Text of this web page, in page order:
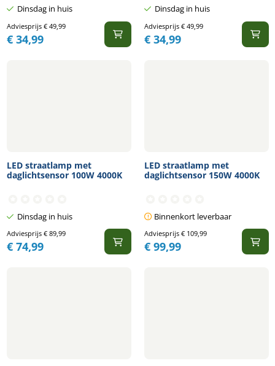
Dinsdag in huis
Adviesprijs €49,99
€34,99
Dinsdag in huis
Adviesprijs €49,99
€34,99
LED straatlamp met
daglichtsensor 100W 4000K
Dinsdag in huis
Adviesprijs €89,99
€74,99
LED straatlamp met
daglichtsensor 150W 4000K
Binnenkort leverbaar
Adviesprijs €109,99
€99,99